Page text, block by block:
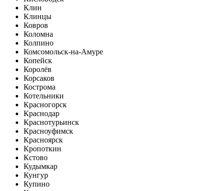
Клин
Клинцы
Ковров
Коломна
Колпино
Комсомольск-на-Амуре
Копейск
Королёв
Корсаков
Кострома
Котельники
Красногорск
Краснодар
Краснотурьинск
Красноуфимск
Красноярск
Кропоткин
Кстово
Кудымкар
Кунгур
Купино